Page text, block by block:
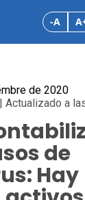
-A
de 2020
Actualizado a
de
Hay